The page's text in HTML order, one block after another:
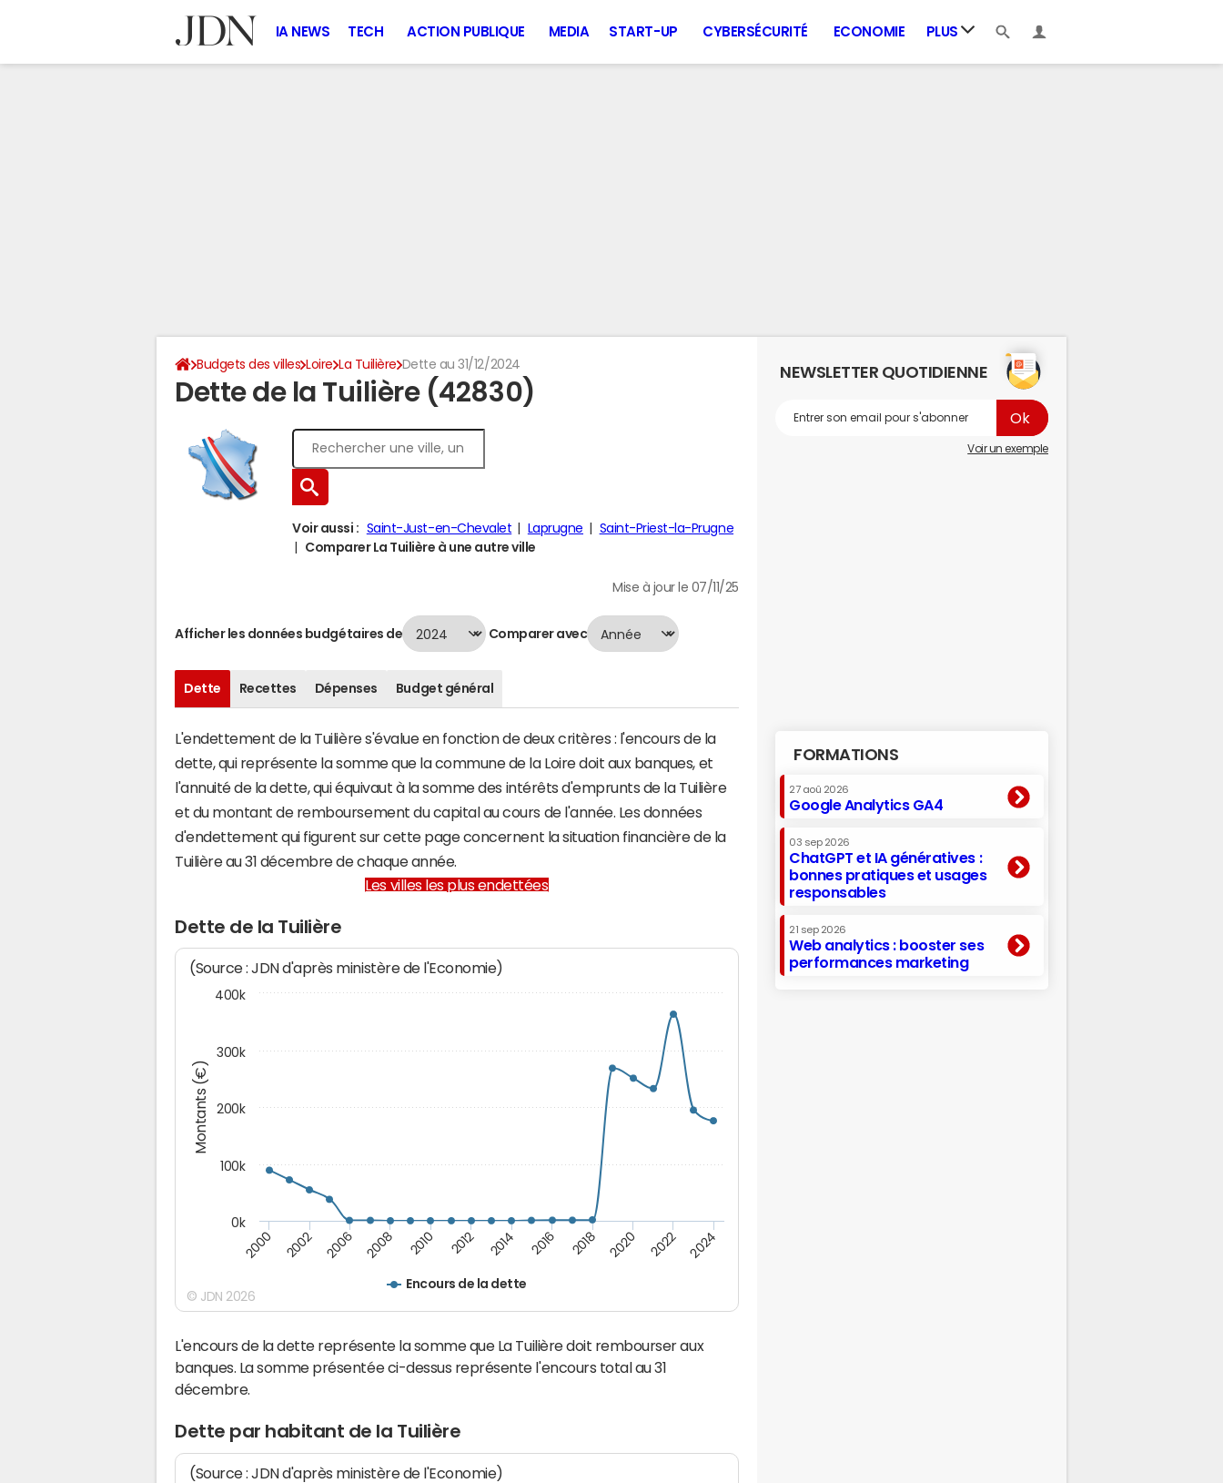
IA NEWS TECH ACTION PUBLIQUE MEDIA START-UP CYBERSÉCURITÉ ECONOMIE PLUS
Budgets des villes Loire La Tuilière Dette au 31/12/2024
Dette de la Tuilière (42830)
Voir aussi : Saint-Just-en-Chevalet Laprugne
Saint-Priest-la-Prugne
Comparer La Tuilière à une autre ville
Mise à jour le 07/11/25
Afficher les données budgétaires de Comparer avec
Dette Recettes Dépenses Budget général
L'endettement de la Tuilière s'évalue en fonction de deux critères : l'encours de la
dette, qui représente la somme que la commune de la Loire doit aux banques, et
l'annuité de la dette, qui équivaut à la somme des intérêts d'emprunts de la Tuilière
et du montant de remboursement du capital au cours de l'année. Les données
d'endettement qui figurent sur cette page concernent la situation financière de la
Tuilière au 31 décembre de chaque année.
Les villes les plus endettées
Dette de la Tuilière
Montants (€)
(Source : JDN d'après ministère de l'Economie)
Encours de la dette
2000 2002 2006 2008 2010 2012 2014 2016 2018 2020 2022 2024
0k
100k
200k
300k
400k
© JDN 2026
L'encours de la dette représente la somme que La Tuilière doit rembourser aux
banques. La somme présentée ci-dessus représente l'encours total au 31
décembre.
Dette par habitant de la Tuilière
(Source : JDN d'après ministère de l'Economie)
NEWSLETTER QUOTIDIENNE
Voir un exemple
FORMATIONS
27 aoû 2026
Google Analytics GA4
03 sep 2026
ChatGPT et IA génératives :
bonnes pratiques et usages
responsables
21 sep 2026
Web analytics : booster ses
performances marketing